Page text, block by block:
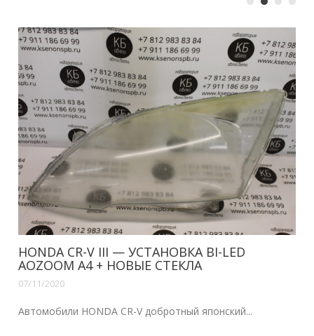
HONDA CR-V III — УСТАНОВКА BI-LED
AOZOOM A4 + НОВЫЕ СТЕКЛА
07/11/2020
Автомобили HONDA CR-V добротный японский...